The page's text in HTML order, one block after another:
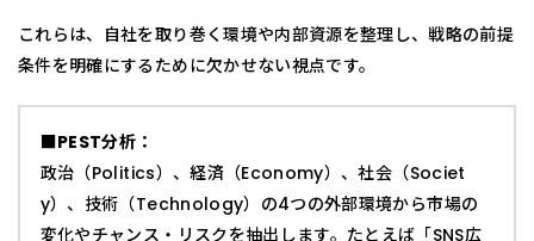
これらは、自社を取り巻く環境や内部資源を整理し、戦略の前提
条件を明確にするために欠かせない視点です。
■PEST分析：
政治（Politics）、経済（Economy）、社会（Societ
y）、技術（Technology）の4つの外部環境から市場の
変化やチャンス・リスクを抽出します。たとえば「SNS広